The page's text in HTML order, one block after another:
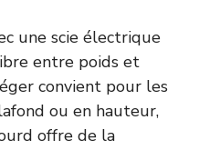
une scie électrique
entre poids et
convient pour les
ou en hauteur,
offre de la